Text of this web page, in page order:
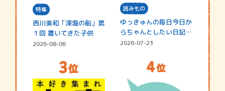
特集
西川美和「深海の船」第
１回 置いてきた子供
2026-08-06
読みもの
ゆっきゅんの毎日今日か
らちゃんとしたい日記
☆202…
2026-07-23